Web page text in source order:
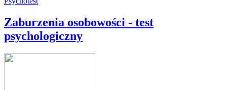
Zaburzenia osobowości - test
psychologiczny